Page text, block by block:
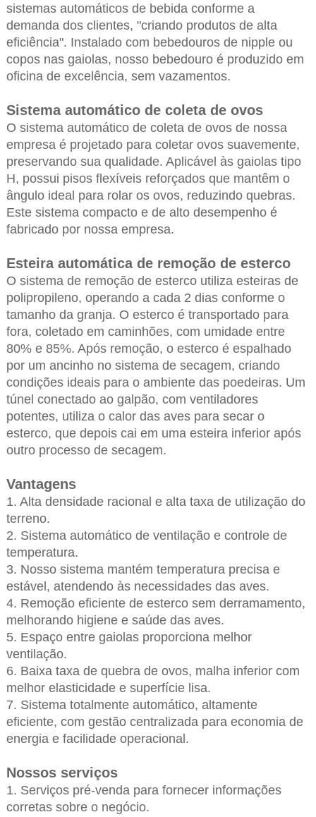
sistemas automáticos de bebida conforme a
demanda dos clientes, "criando produtos de alta
eficiência". Instalado com bebedouros de nipple ou
copos nas gaiolas, nosso bebedouro é produzido em
oficina de excelência, sem vazamentos.
Sistema automático de coleta de ovos
O sistema automático de coleta de ovos de nossa
empresa é projetado para coletar ovos suavemente,
preservando sua qualidade. Aplicável às gaiolas tipo
H, possui pisos flexíveis reforçados que mantêm o
ângulo ideal para rolar os ovos, reduzindo quebras.
Este sistema compacto e de alto desempenho é
fabricado por nossa empresa.
Esteira automática de remoção de esterco
O sistema de remoção de esterco utiliza esteiras de
polipropileno, operando a cada 2 dias conforme o
tamanho da granja. O esterco é transportado para
fora, coletado em caminhões, com umidade entre
80% e 85%. Após remoção, o esterco é espalhado
por um ancinho no sistema de secagem, criando
condições ideais para o ambiente das poedeiras. Um
túnel conectado ao galpão, com ventiladores
potentes, utiliza o calor das aves para secar o
esterco, que depois cai em uma esteira inferior após
outro processo de secagem.
Vantagens
1. Alta densidade racional e alta taxa de utilização do
terreno.
2. Sistema automático de ventilação e controle de
temperatura.
3. Nosso sistema mantém temperatura precisa e
estável, atendendo às necessidades das aves.
4. Remoção eficiente de esterco sem derramamento,
melhorando higiene e saúde das aves.
5. Espaço entre gaiolas proporciona melhor
ventilação.
6. Baixa taxa de quebra de ovos, malha inferior com
melhor elasticidade e superfície lisa.
7. Sistema totalmente automático, altamente
eficiente, com gestão centralizada para economia de
energia e facilidade operacional.
Nossos serviços
1. Serviços pré-venda para fornecer informações
corretas sobre o negócio.